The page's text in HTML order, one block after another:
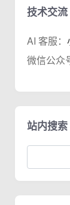
技术交流
AI 客服：
微信公众
站内搜索